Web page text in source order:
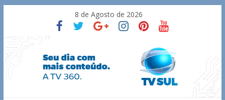
content
8 de Agosto de 2026